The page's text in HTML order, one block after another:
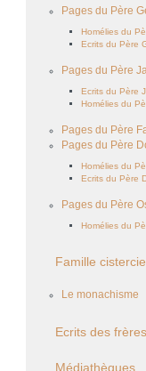
Pages du Père
Homélies du
Ecrits du Père
Pages du Père
Ecrits du Père
Homélies du
Pages du Père
Pages du Père
Homélies du
Ecrits du Père
Pages du Père
Homélies du
Famille
Le monachisme
Ecrits des frères
Médiathèques